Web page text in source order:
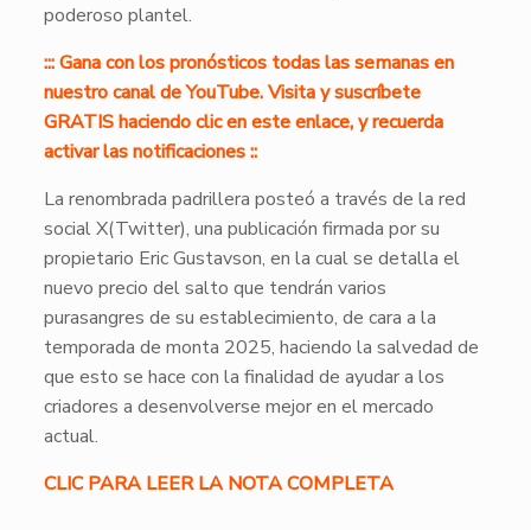
poderoso plantel.
::: Gana con los pronósticos todas las semanas en
nuestro canal de YouTube. Visita y suscríbete
GRATIS haciendo clic en este enlace, y recuerda
activar las notificaciones ::
La renombrada padrillera posteó a través de la red
social X(Twitter), una publicación firmada por su
propietario Eric Gustavson, en la cual se detalla el
nuevo precio del salto que tendrán varios
purasangres de su establecimiento, de cara a la
temporada de monta 2025, haciendo la salvedad de
que esto se hace con la finalidad de ayudar a los
criadores a desenvolverse mejor en el mercado
actual.
CLIC PARA LEER LA NOTA COMPLETA